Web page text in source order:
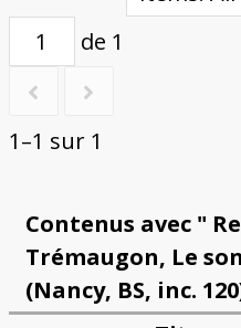
de 1
1–1 sur 1
Contenus avec "
Trémaugon, Le
(Nancy, BS, inc.